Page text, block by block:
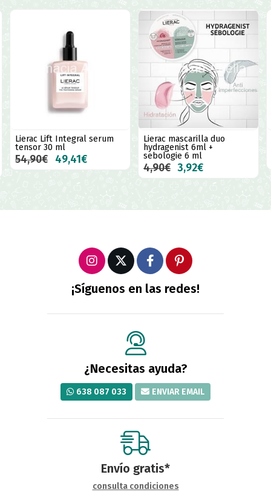
serum
Lierac mascarilla duo
hydragenist 6ml +
sebologie 6 ml
4,90€ 3,92€
Mia cosmetics CC
medio spf 30
17,95€
¡Síguenos en las redes!
¿Necesitas ayuda?
638 087 033 ENVIAR EMAIL
Envío gratis*
consulta condiciones